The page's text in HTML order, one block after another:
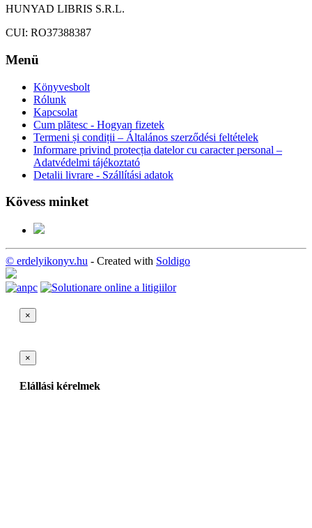
HUNYAD LIBRIS S.R.L.
CUI: RO37388387
Menü
Könyvesbolt
Rólunk
Kapcsolat
Cum plătesc - Hogyan fizetek
Termeni și condiții – Általános szerződési feltételek
Informare privind protecția datelor cu caracter personal –
Adatvédelmi tájékoztató
Detalii livrare - Szállítási adatok
Kövess minket
© erdelyikonyv.hu - Created with Soldigo
×
×
Elállási kérelmek